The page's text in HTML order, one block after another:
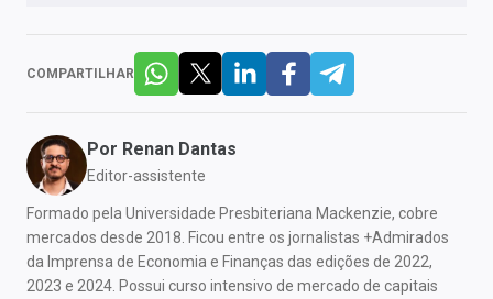
COMPARTILHAR
Por Renan Dantas
Editor-assistente
Formado pela Universidade Presbiteriana Mackenzie, cobre
mercados desde 2018. Ficou entre os jornalistas +Admirados
da Imprensa de Economia e Finanças das edições de 2022,
2023 e 2024. Possui curso intensivo de mercado de capitais